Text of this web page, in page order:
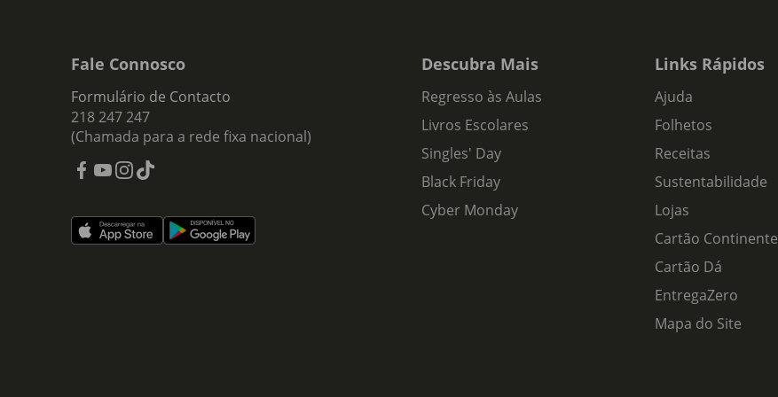
Fale Connosco
Formulário de Contacto
218 247 247
(Chamada para a rede fixa nacional)
Descubra Mais
Regresso às Aulas
Livros Escolares
Singles' Day
Black Friday
Cyber Monday
Links Rápidos
Ajuda
Folhetos
Receitas
Sustentabilidade
Lojas
Cartão Continente
Cartão Dá
EntregaZero
Mapa do Site